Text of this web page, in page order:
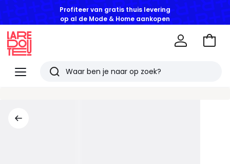
Profiteer van gratis thuis levering
op al de Mode & Home aankopen
Menu
Redoute
Zoeken
Naar